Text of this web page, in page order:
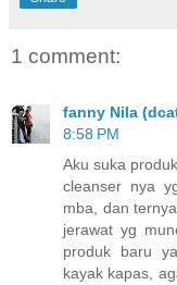
1 comment:
fanny Nila
8:58 PM
Aku suka
cleanser nya
mba, dan
jerawat yg
produk baru
kayak kapas,